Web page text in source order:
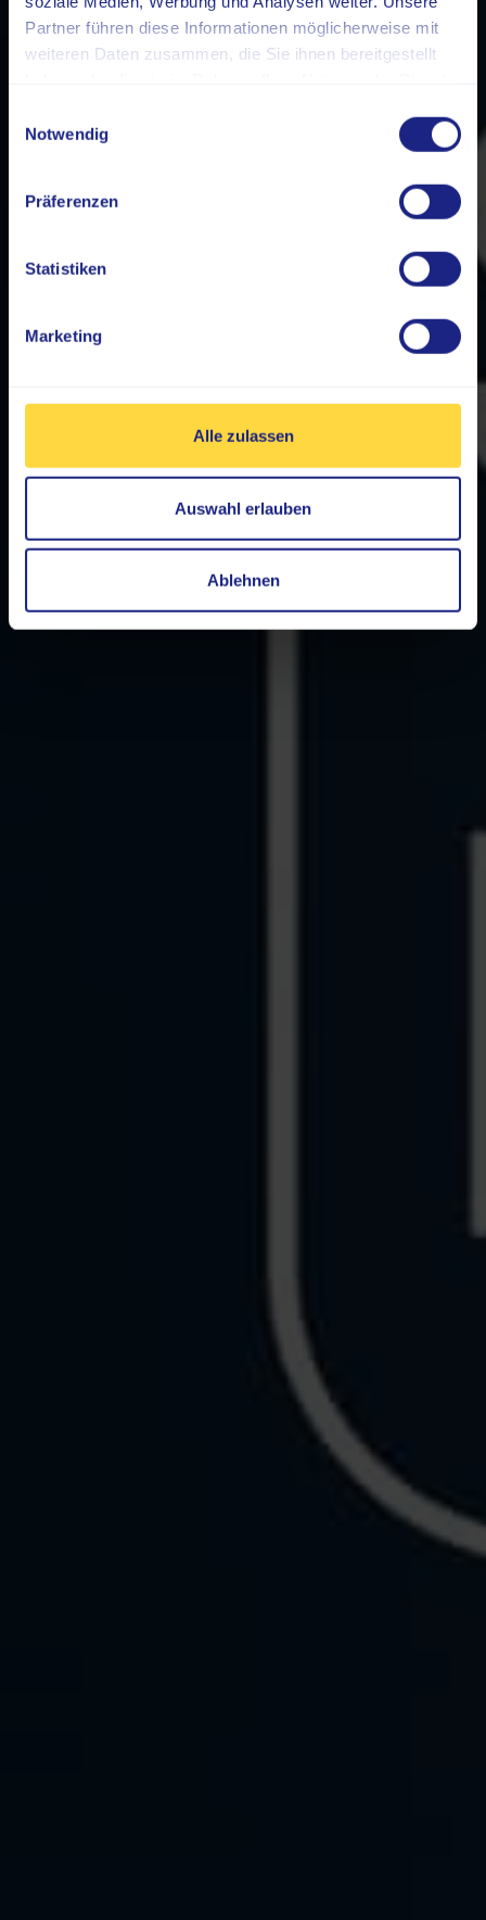
Partner führen diese Informationen möglicherweise mit
weiteren Daten zusammen, die Sie ihnen bereitgestellt
Notwendig
Präferenzen
Statistiken
Marketing
Alle zulassen
Auswahl erlauben
Ablehnen